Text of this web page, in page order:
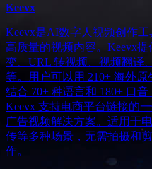
Keevx
Keevx是AI数字人视频创作工
高质量的视频内容。Keevx
变、URL 转视频、视频翻译
等。用户可以用 210+ 海外原
结合 70+ 种语言和 180+ 口
Keevx 支持电商平台链接的
广告视频解决方案。适用于
传等多种场景，无需拍摄和
作。